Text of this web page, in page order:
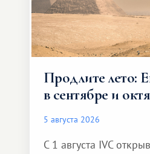
Продлите лето:
в сентябре и
5 августа 2026
С 1 августа IVC